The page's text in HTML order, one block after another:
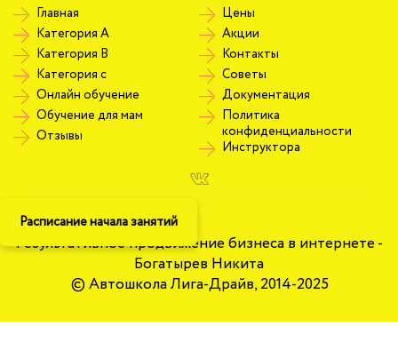
Главная
Категория А
Категория В
Категория c
Онлайн обучение
Обучение для мам
Отзывы
Цены
Акции
Контакты
Советы
Документация
Политика
конфиденциальности
Инструктора
Результативное продвижение бизнеса в интернете -
Богатырев Никита
© Автошкола Лига-Драйв, 2014-2025
Расписание начала занятий